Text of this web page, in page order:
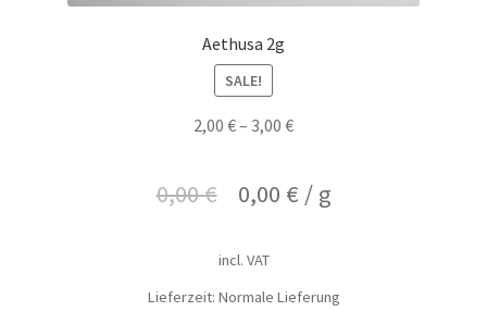
Aethusa 2g
SALE!
2,00 €– 3,00 €
0,00€ 0,00 € / g
incl. VAT
Lieferzeit: Normale Lieferung